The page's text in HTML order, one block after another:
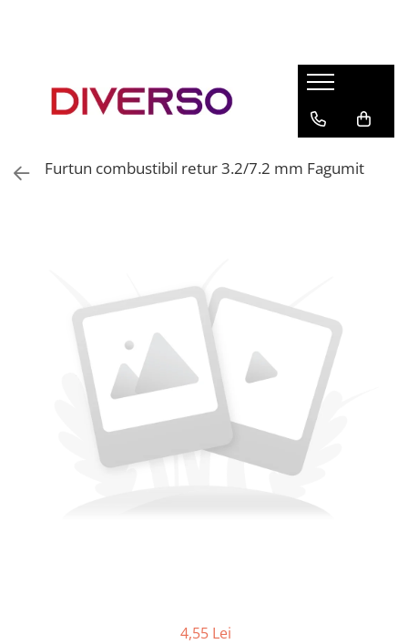
ASA
MULTIMATERIAL
Furtun combustibil retur 3.2/7.2 mm Fagumit
4,55 Lei